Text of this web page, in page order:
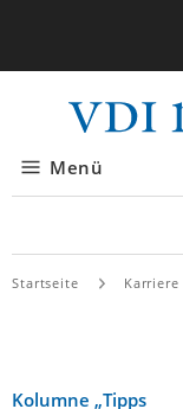
Menü
Startseite Karriere
Kolumne „Tipps